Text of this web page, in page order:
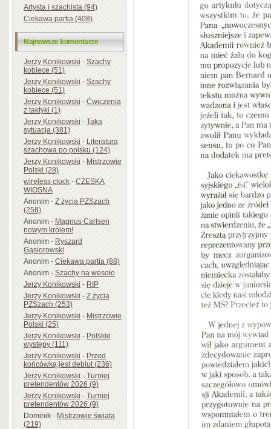
Artysta i szachista (94)
Ciekawa partia (408)
Najnowsze komentarze
Jerzy Konikowski-Szachy
kobiece (51)
Jerzy Konikowski-Szachy
kobiece (51)
Jerzy Konikowski-Ćwiczenia
z taktyki (1)
Jerzy Konikowski-Taka
sytuacja (381)
Jerzy Konikowski-Literatura
szachowa po polsku (124)
Jerzy Konikowski-Mistrzowie
Polski (28)
wireless clock-CZESKA
WIOSNA
Anonim-Z życia PZSzach
(258)
Anonim-Magnus Carlsen
nowym królem!
Anonim-Ryszard
Gąsiorowski
Anonim-Ciekawa partia (88)
Anonim-Szachy na wesoło
Jerzy Konikowski-RIP
Jerzy Konikowski-Z życia
PZSzach (253)
Jerzy Konikowski-Mistrzowie
Polski (25)
Jerzy Konikowski-Polskie
występy (111)
Jerzy Konikowski-Przed
końcówką jest debiut (236)
Jerzy Konikowski-Turniej
pretendentów 2026 (9)
Jerzy Konikowski-Turniej
pretendentów 2026 (9)
Dominik-Mistrzowie świata
(219)